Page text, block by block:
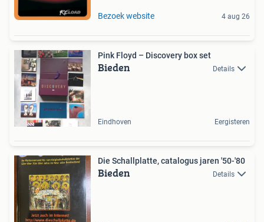
Bezoek website 4 aug 26
Pink Floyd – Discovery box set
Bieden Details
Eindhoven Eergisteren
Die Schallplatte, catalogus jaren '50-'80
Bieden Details